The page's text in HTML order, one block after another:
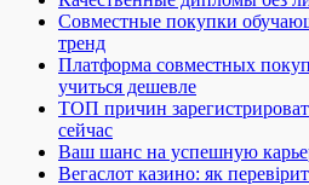
Совместные покупки
тренд
Платформа совместных
учиться дешевле
ТОП причин
сейчас
Ваш шанс на успешную
Вегаслот казино: як